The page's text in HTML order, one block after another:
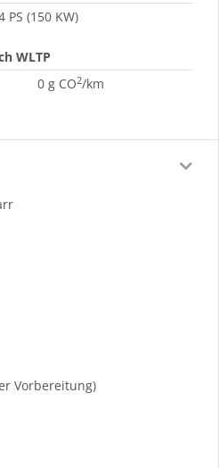
PS (150 KW)
WLTP
0 g CO2/km
Vorbereitung)